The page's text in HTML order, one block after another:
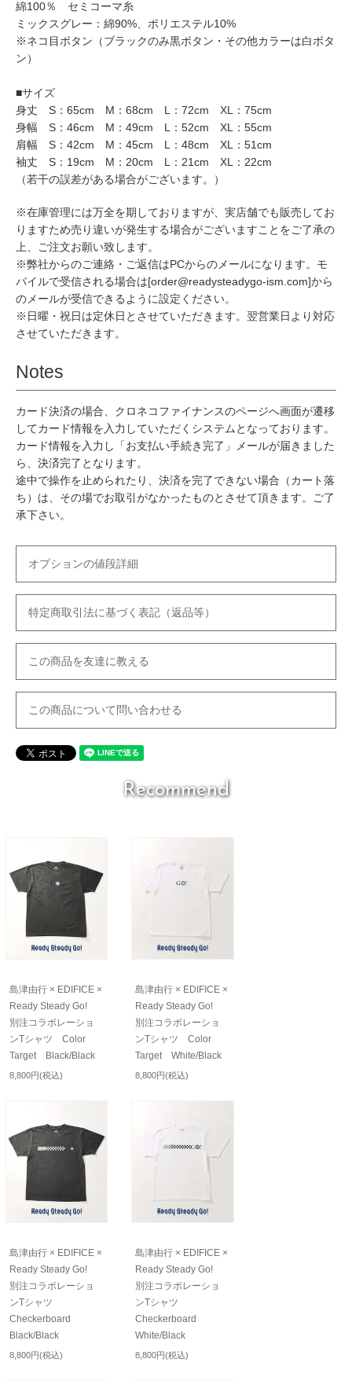
綿100％ セミコーマ糸
ミックスグレー：綿90%、ポリエステル10%
※ネコ目ボタン（ブラックのみ黒ボタン・その他カラーは白ボタ
ン）
■サイズ
身丈 S：65cm M：68cm L：72cm XL：75cm
身幅 S：46cm M：49cm L：52cm XL：55cm
肩幅 S：42cm M：45cm L：48cm XL：51cm
袖丈 S：19cm M：20cm L：21cm XL：22cm
（若干の誤差がある場合がございます。）
※在庫管理には万全を期しておりますが、実店舗でも販売してお
りますため売り違いが発生する場合がございますことをご了承の
上、ご注文お願い致します。
※弊社からのご連絡・ご返信はPCからのメールになります。モ
バイルで受信される場合は[order@readysteadygo-ism.com]から
のメールが受信できるように設定ください。
※日曜・祝日は定休日とさせていただきます。翌営業日より対応
させていただきます。
Notes
カード決済の場合、クロネコファイナンスのページへ画面が遷移
してカード情報を入力していただくシステムとなっております。
カード情報を入力し「お支払い手続き完了」メールが届きました
ら、決済完了となります。
途中で操作を止められたり、決済を完了できない場合（カート落
ち）は、その場でお取引がなかったものとさせて頂きます。ご了
承下さい。
オプションの値段詳細
特定商取引法に基づく表記（返品等）
この商品を友達に教える
この商品について問い合わせる
Recommend
島津由行 × EDIFICE ×
Ready Steady Go!
別注コラボレーショ
ンTシャツ Color
Target Black/Black
8,800円(税込)
島津由行 × EDIFICE ×
Ready Steady Go!
別注コラボレーショ
ンTシャツ Color
Target White/Black
8,800円(税込)
島津由行 × EDIFICE ×
Ready Steady Go!
別注コラボレーショ
ンTシャツ
Checkerboard
Black/Black
8,800円(税込)
島津由行 × EDIFICE ×
Ready Steady Go!
別注コラボレーショ
ンTシャツ
Checkerboard
White/Black
8,800円(税込)